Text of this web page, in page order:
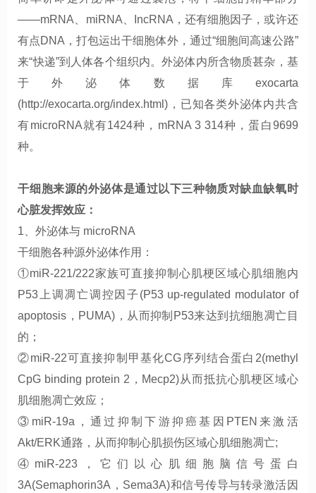
——mRNA miRNA IncRNA ，还有细胞因子，或许还
有点DNA ，打包运出干细胞体外，通过“细胞间高速公路”
来“快递”到人体各个组织内。外泌体内所含物质甚杂，基
于外泌体数据库 exocarta
(http://exocarta.org/index.html) ，已知各类外泌体内共含
有microRNA就有1424种， mRNA 3 314种，蛋白9699
种。
干细胞来源的外泌体是通过以下三种物质对缺血缺氧时
心脏发挥效应 ：
1、外泌体与 microRNA
干细胞各种源外泌体作用：
①miR-221/222家族可直接抑制心肌梗区域心肌细胞内
P53 上调凋亡调控因子 (P53 up-regulated modulator of
apoptosis ， PUMA) ，从而抑制 P53来达到抗细胞凋亡目
的；
②miR-22可直接抑制甲基化CG 序列结合蛋白 2(methyl
CpG binding protein 2 ， Mecp2)从而抵抗心肌梗区域心
肌细胞凋亡效应；
③miR-19a ，通过抑制下游抑癌基因 PTEN 来激活
Akt/ERK通路，从而抑制心肌损伤区域心肌细胞凋亡;
④miR-223 ，它们以心肌细胞脑信号蛋白
3A(Semaphorin3A ， Sema3A)和信号传导与转录激活因